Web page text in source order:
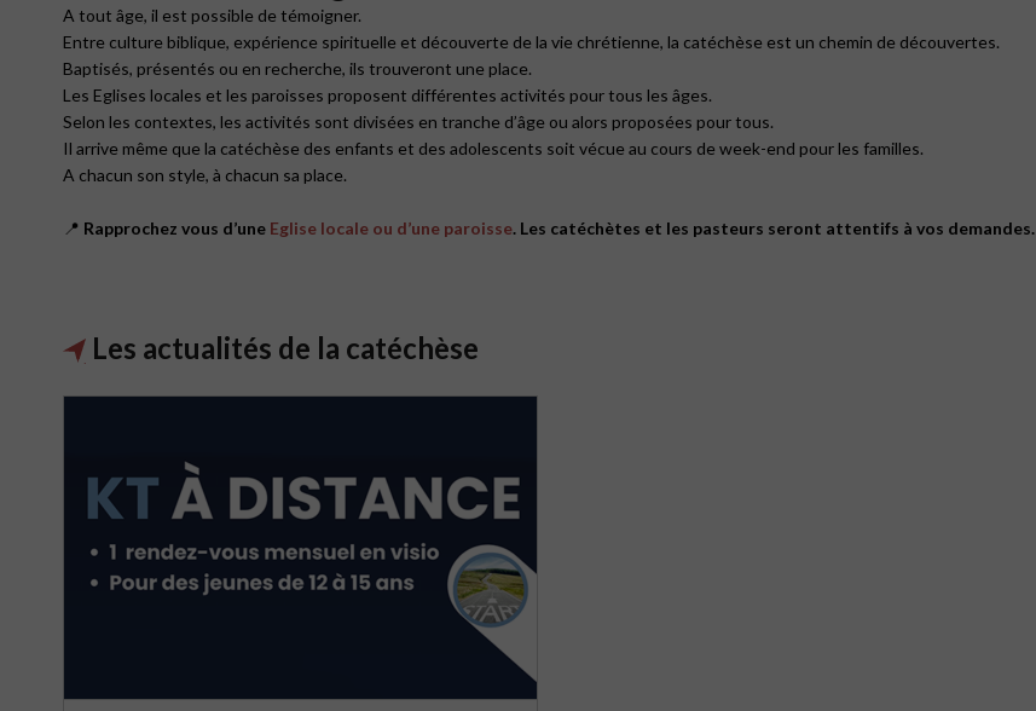
A tout âge, il est possible de témoigner.
Entre culture biblique, expérience spirituelle et découverte de la vie chrétienne, la catéchèse est un chemin de découvertes.
Baptisés, présentés ou en recherche, ils trouveront une place.
Les Eglises locales et les paroisses proposent différentes activités pour tous les âges.
Selon les contextes, les activités sont divisées en tranche d’âge ou alors proposées pour tous.
Il arrive même que la catéchèse des enfants et des adolescents soit vécue au cours de week-end pour les familles.
A chacun son style, à chacun sa place.
📍 Rapprochez vous d’une Eglise locale ou d’une paroisse. Les catéchètes et les pasteurs seront attentifs à vos demandes.
Les actualités de la catéchèse